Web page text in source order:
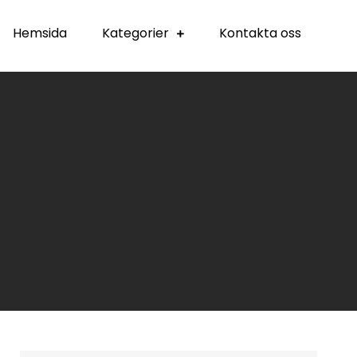
Hemsida Kategorier Kontakta oss